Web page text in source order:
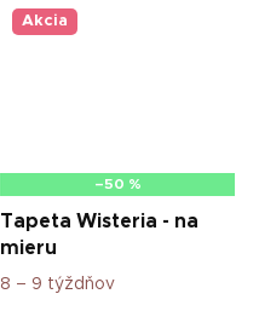
Akcia
–50 %
Tapeta Wisteria - na
mieru
8 – 9 týždňov